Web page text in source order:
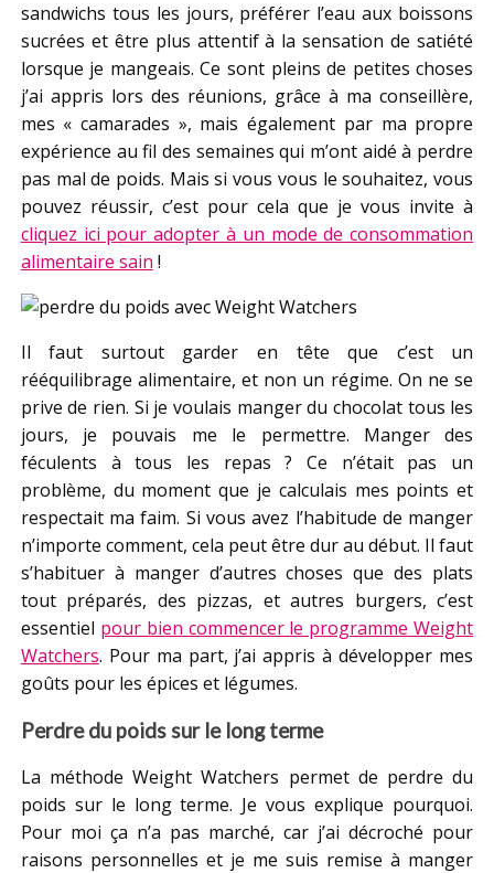
sandwichs tous les jours, préférer l’eau aux boissons
sucrées et être plus attentif à la sensation de satiété
lorsque je mangeais. Ce sont pleins de petites choses
j’ai appris lors des réunions, grâce à ma conseillère,
mes « camarades », mais également par ma propre
expérience au fil des semaines qui m’ont aidé à perdre
pas mal de poids. Mais si vous vous le souhaitez, vous
pouvez réussir, c’est pour cela que je vous invite à
cliquez ici pour adopter à un mode de consommation
alimentaire sain !
Il faut surtout garder en tête que c’est un
rééquilibrage alimentaire, et non un régime. On ne se
prive de rien. Si je voulais manger du chocolat tous les
jours, je pouvais me le permettre. Manger des
féculents à tous les repas ? Ce n’était pas un
problème, du moment que je calculais mes points et
respectait ma faim. Si vous avez l’habitude de manger
n’importe comment, cela peut être dur au début. Il faut
s’habituer à manger d’autres choses que des plats
tout préparés, des pizzas, et autres burgers, c’est
essentiel pour bien commencer le programme Weight
Watchers. Pour ma part, j’ai appris à développer mes
goûts pour les épices et légumes.
Perdre du poids sur le long terme
La méthode Weight Watchers permet de perdre du
poids sur le long terme. Je vous explique pourquoi.
Pour moi ça n’a pas marché, car j’ai décroché pour
raisons personnelles et je me suis remise à manger